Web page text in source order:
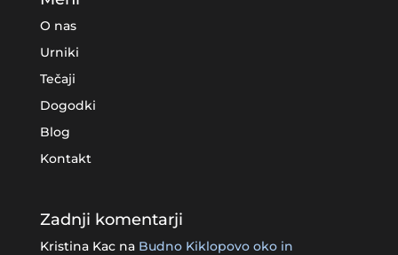
O nas
Urniki
Tečaji
Dogodki
Blog
Kontakt
Zadnji komentarji
Kristina Kacna Budno Kiklopovo oko in